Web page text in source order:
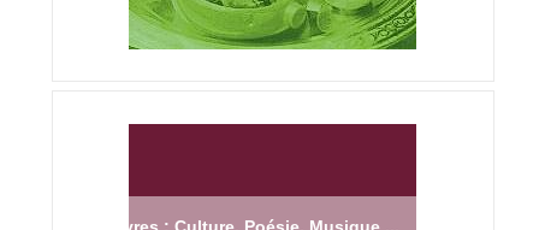
Livres : Culture, Poésie, Musique ...